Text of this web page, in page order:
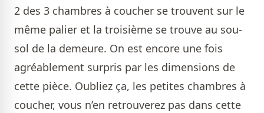
2 des 3 chambres à coucher se trouvent sur le
même palier et la troisième se trouve au sou-
sol de la demeure. On est encore une fois
agréablement surpris par les dimensions de
cette pièce. Oubliez ça, les petites chambres à
coucher, vous n’en retrouverez pas dans cette